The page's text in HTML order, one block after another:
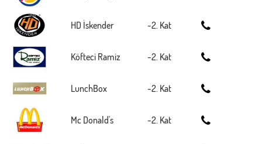
HD İskender -2. Kat
Köfteci Ramiz -2. Kat
LunchBox -2. Kat
Mc Donald's -2. Kat